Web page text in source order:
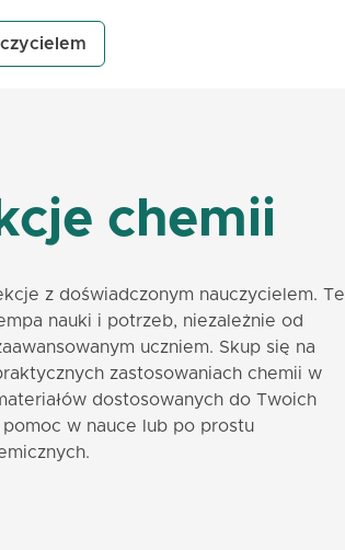
chemii
z doświadczonym nauczycielem. Te
nauki i potrzeb, niezależnie od
uczniem. Skup się na
zastosowaniach chemii w
dostosowanych do Twoich
w nauce lub po prostu